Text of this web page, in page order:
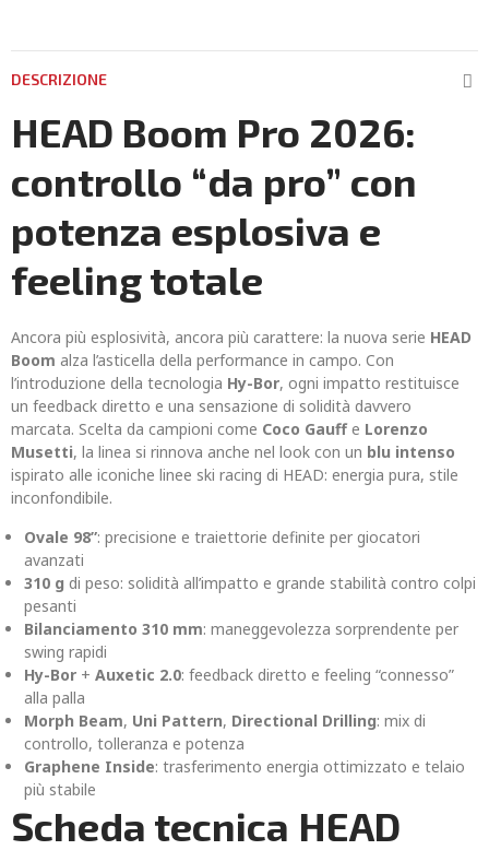
DESCRIZIONE
HEAD Boom Pro 2026:
controllo “da pro” con
potenza esplosiva e
feeling totale
Ancora più esplosività, ancora più carattere: la nuova serie HEAD
Boom alza l’asticella della performance in campo. Con
l’introduzione della tecnologia Hy-Bor, ogni impatto restituisce
un feedback diretto e una sensazione di solidità davvero
marcata. Scelta da campioni come Coco Gauffe Lorenzo
Musetti, la linea si rinnova anche nel look con un blu intenso
ispirato alle iconiche linee ski racing di HEAD: energia pura, stile
inconfondibile.
Ovale 98”: precisione e traiettorie definite per giocatori
avanzati
310 g di peso: solidità all’impatto e grande stabilità contro colpi
pesanti
Bilanciamento 310 mm: maneggevolezza sorprendente per
swing rapidi
Hy-Bor + Auxetic 2.0: feedback diretto e feeling “connesso”
alla palla
Morph Beam, Uni Pattern, Directional Drilling: mix di
controllo, tolleranza e potenza
Graphene Inside: trasferimento energia ottimizzato e telaio
più stabile
Scheda tecnica HEAD